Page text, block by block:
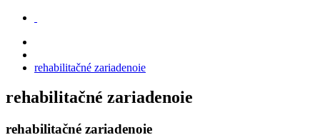
rehabilitačné zariadenoie
rehabilitačné zariadenoie
rehabilitačné zariadenoie